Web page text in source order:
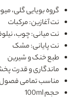
گروه بویایی گلی،
نت آغازین: مرکبات
نت میانی: چوب،
نت پایانی: مشک
طبع خنک و شیرین
ماندگاری و قدرت
مناسب تمامی
حجم 100ml